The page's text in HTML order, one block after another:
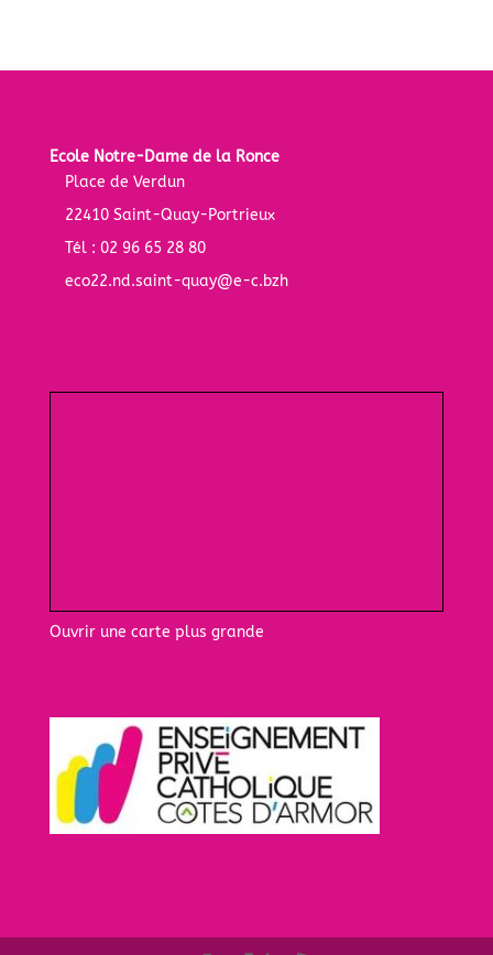
Ecole Notre-Dame de la Ronce
Place de Verdun
22410 Saint-Quay-Portrieux
Tél : 02 96 65 28 80
eco22.nd.saint-quay@e-c.bzh
Ouvrir une carte plus grande